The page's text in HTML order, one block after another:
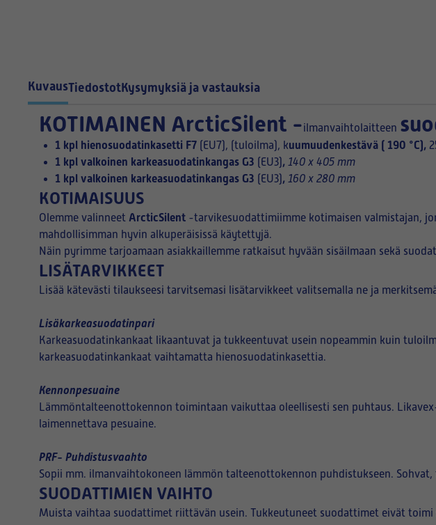
KuvausTiedostotKysymyksiä ja vastauksia
KOTIMAINEN ArcticSilent -ilmanvaihtolaitteen
1 kpl hienosuodatinkasetti F7 (EU7), (tuloilma), kuumuudenkestävä ( 190 °C),
1 kpl valkoinen karkeasuodatinkangas G3 (EU3), 140 x 405 mm
1 kpl valkoinen karkeasuodatinkangas G3 (EU3), 160 x 280 mm
KOTIMAISUUS
Olemme valinneet ArcticSilent -tarvikesuodattimiimme kotimaisen valmistajan,
mahdollisimman hyvin alkuperäisissä käytettyjä.
Näin pyrimme tarjoamaan asiakkaillemme ratkaisut hyvään sisäilmaan sekä
LISÄTARVIKKEET
Lisää kätevästi tilaukseesi tarvitsemasi lisätarvikkeet valitsemalla ne ja
Lisäkarkeasuodatinpari
Karkeasuodatinkankaat likaantuvat ja tukkeentuvat usein nopeammin kuin
karkeasuodatinkankaat vaihtamatta hienosuodatinkasettia.
Kennonpesuaine
Lämmöntalteenottokennon toimintaan vaikuttaa oleellisesti sen puhtaus.
laimennettava pesuaine.
PRF- Puhdistusvaahto
Sopii mm. ilmanvaihtokoneen lämmön talteenottokennon puhdistukseen.
SUODATTIMIEN VAIHTO
Muista vaihtaa suodattimet riittävän usein. Tukkeutuneet suodattimet eivät